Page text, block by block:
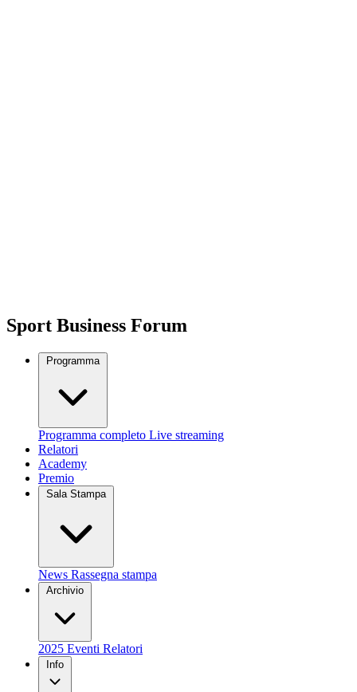
Sport Business Forum
Programma
Programma completo Live streaming
Relatori
Academy
Premio
Sala Stampa
News Rassegna stampa
Archivio
2025 Eventi Relatori
Info